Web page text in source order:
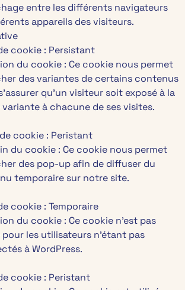
entre les différents navigateurs
appareils des visiteurs.
cookie : Persistant
du cookie : Ce cookie nous permet
des variantes de certains contenus
qu’un visiteur soit exposé à la
variante à chacune de ses visites.
cookie : Peristant
du cookie : Ce cookie nous permet
des pop-up afin de diffuser du
temporaire sur notre site.
cookie : Temporaire
du cookie : Ce cookie n’est pas
les utilisateurs n’étant pas
à WordPress.
cookie : Peristant